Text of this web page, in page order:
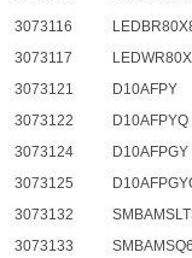
3073116
3073117
3073121
D10AFPY
3073122
D10AFPYQ
3073124
D10AFPGY
3073125
3073132
3073133